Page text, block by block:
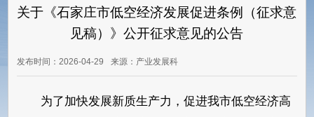
关于《石家庄市低空经济发展促进条例（征求意
见稿）》公开征求意见的公告
发布时间：2026-04-29 来源：产业发展科
为了加快发展新质生产力，促进我市低空经济高